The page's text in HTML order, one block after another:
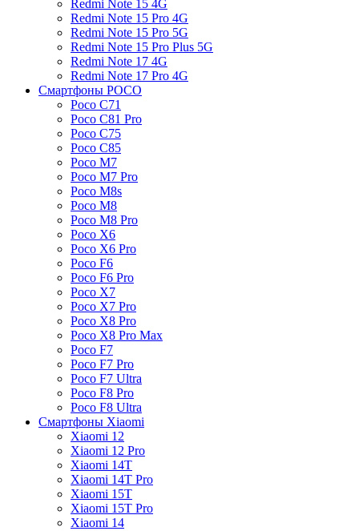
Redmi Note 15 4G
Redmi Note 15 Pro 4G
Redmi Note 15 Pro 5G
Redmi Note 15 Pro Plus 5G
Redmi Note 17 4G
Redmi Note 17 Pro 4G
Смартфоны POCO
Poco C71
Poco C81 Pro
Poco C75
Poco C85
Poco M7
Poco M7 Pro
Poco M8s
Poco M8
Poco M8 Pro
Poco X6
Poco X6 Pro
Poco F6
Poco F6 Pro
Poco X7
Poco X7 Pro
Poco X8 Pro
Poco X8 Pro Max
Poco F7
Poco F7 Pro
Poco F7 Ultra
Poco F8 Pro
Poco F8 Ultra
Смартфоны Xiaomi
Xiaomi 12
Xiaomi 12 Pro
Xiaomi 14T
Xiaomi 14T Pro
Xiaomi 15T
Xiaomi 15T Pro
Xiaomi 14